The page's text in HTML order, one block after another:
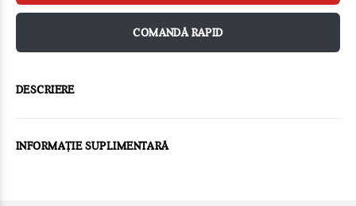
COMANDĂ RAPID
DESCRIERE
INFORMAȚIE SUPLIMENTARĂ